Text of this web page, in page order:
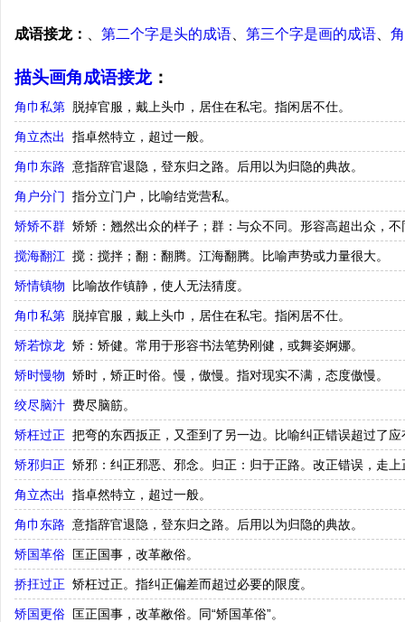
成语接龙： 第二个字是头的成语 第三个字是画的成语
描头画角成语接龙：
角巾私第 脱掉官服，戴上头巾，居住在私宅。指闲居不仕。
角立杰出 指卓然特立，超过一般。
角巾东路 意指辞官退隐，登东归之路。后用以为归隐的典故。
角户分门 指分立门户，比喻结党营私。
矫矫不群 矫矫：翘然出众的样子；群：与众不同。形容高超出众，不
搅海翻江 搅：搅拌；翻：翻腾。江海翻腾。比喻声势或力量很大。
矫情镇物 比喻故作镇静，使人无法猜度。
角巾私第 脱掉官服，戴上头巾，居住在私宅。指闲居不仕。
矫若惊龙 矫：矫健。常用于形容书法笔势刚健，或舞姿婀娜。
矫时慢物 矫时，矫正时俗。慢，傲慢。指对现实不满，态度傲慢。
绞尽脑汁 费尽脑筋。
矫枉过正 把弯的东西扳正，又歪到了另一边。比喻纠正错误超过了应
矫邪归正 矫邪：纠正邪恶、邪念。归正：归于正路。改正错误，走上
角立杰出 指卓然特立，超过一般。
角巾东路 意指辞官退隐，登东归之路。后用以为归隐的典故。
矫国革俗 匡正国事，改革敝俗。
挢抂过正 矫枉过正。指纠正偏差而超过必要的限度。
矫国更俗 匡正国事，改革敝俗。同“矫国革俗”。